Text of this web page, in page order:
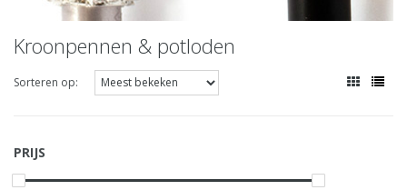
Kroonpennen & potloden
Sorteren op:
PRIJS